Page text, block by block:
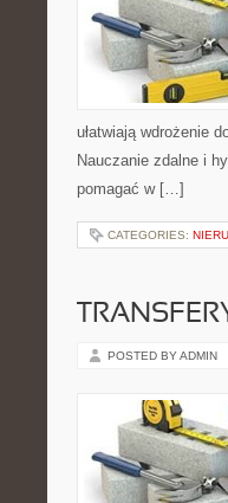
ułatwiają wdrożenie
Nauczanie zdalne i
pomagać w […]
CATEGORIES:
POSTED BY ADMIN